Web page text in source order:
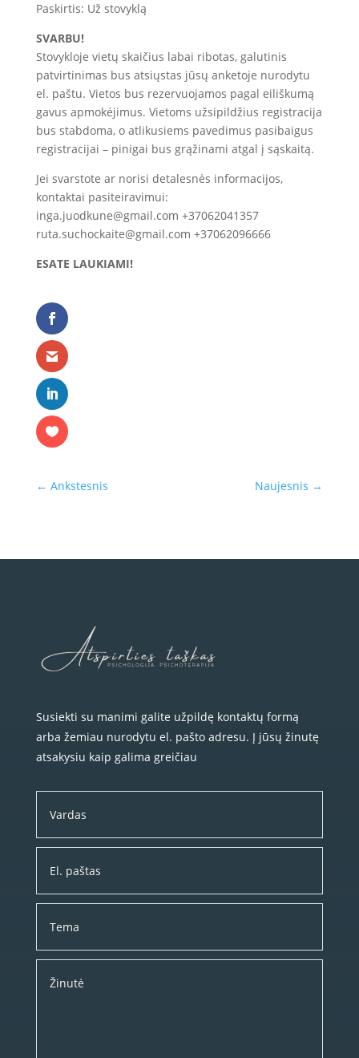
Paskirtis: Už stovyklą
SVARBU!
Stovykloje vietų skaičius labai ribotas, galutinis
patvirtinimas bus atsiųstas jūsų anketoje nurodytu
el. paštu. Vietos bus rezervuojamos pagal eiliškumą
gavus apmokėjimus. Vietoms užsipildžius registracija
bus stabdoma, o atlikusiems pavedimus pasibaigus
registracijai – pinigai bus grąžinami atgal į sąskaitą.
Jei svarstote ar norisi detalesnės informacijos,
kontaktai pasiteiravimui:
inga.juodkune@gmail.com +37062041357
ruta.suchockaite@gmail.com +37062096666
ESATE LAUKIAMI!
← Ankstesnis Naujesnis →
Susiekti su manimi galite užpildę kontaktų formą
arba žemiau nurodytu el. pašto adresu. Į jūsų žinutę
atsakysiu kaip galima greičiau